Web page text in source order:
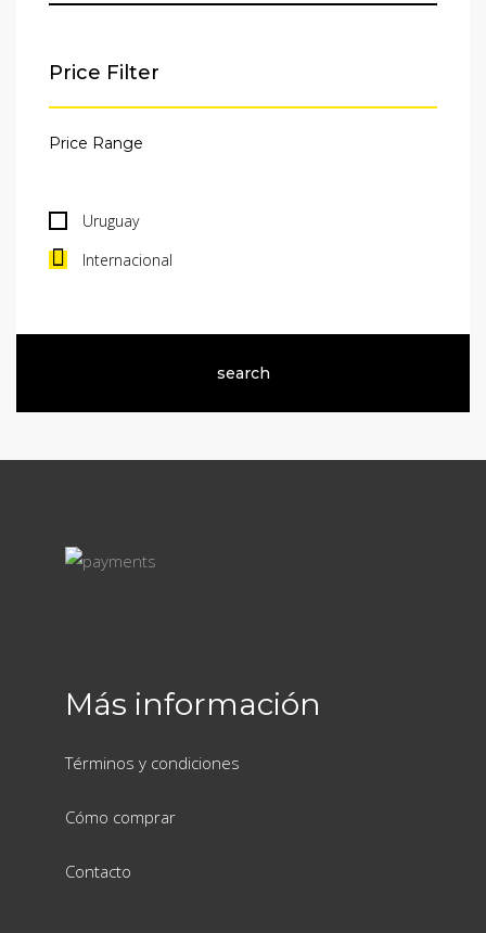
Price Filter
Uruguay
Internacional
Más información
Términos y condiciones
Cómo comprar
Contacto